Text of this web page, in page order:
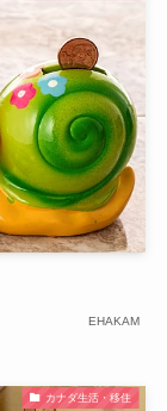
EHAKAM
カナダ生活・移住